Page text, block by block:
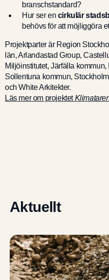
branschstandard?
Hur ser en cirkulär
behövs för att möjliggöra
Projektparter är Region
län, Arlandastad Group,
Miljöinstitutet, Järfälla
Sollentuna kommun,
och White Arkitekter.
Läs mer om projektet
Aktuellt